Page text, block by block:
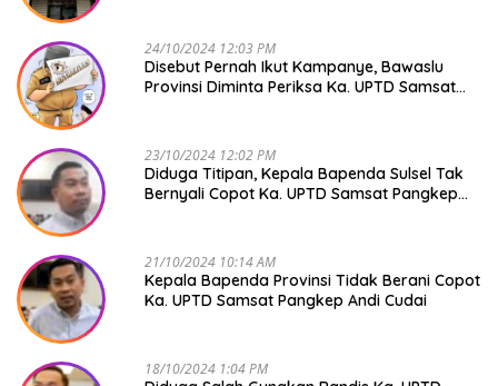
24/10/2024 12:03 PM
Disebut Pernah Ikut Kampanye, Bawaslu
Provinsi Diminta Periksa Ka. UPTD Samsat
23/10/2024 12:02 PM
Diduga Titipan, Kepala Bapenda Sulsel Tak
Bernyali Copot Ka. UPTD Samsat Pangkep
21/10/2024 10:14 AM
Kepala Bapenda Provinsi Tidak Berani Copot
Ka. UPTD Samsat Pangkep Andi Cudai
18/10/2024 1:04 PM